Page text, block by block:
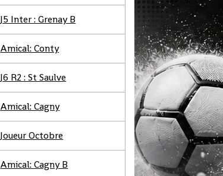
J5 Inter : Grenay B
Amical: Conty
J6 R2 : St Saulve
Amical: Cagny
Joueur Octobre
Amical: Cagny B